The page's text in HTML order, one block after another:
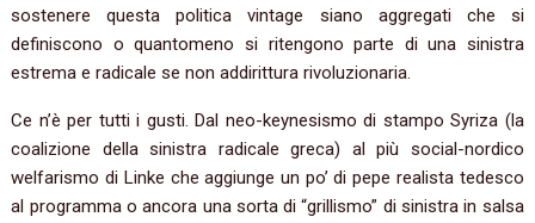
sostenere questa politica vintage siano aggregati che si
definiscono o quantomeno si ritengono parte di una sinistra
estrema e radicale se non addirittura rivoluzionaria.
Ce n’è per tutti i gusti. Dal neo-keynesismo di stampo Syriza (la
coalizione della sinistra radicale greca) al più social-nordico
welfarismo di Linke che aggiunge un po’ di pepe realista tedesco
al programma o ancora una sorta di “grillismo” di sinistra in salsa